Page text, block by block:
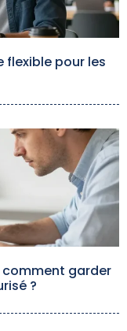
flexible pour les
comment garder
?